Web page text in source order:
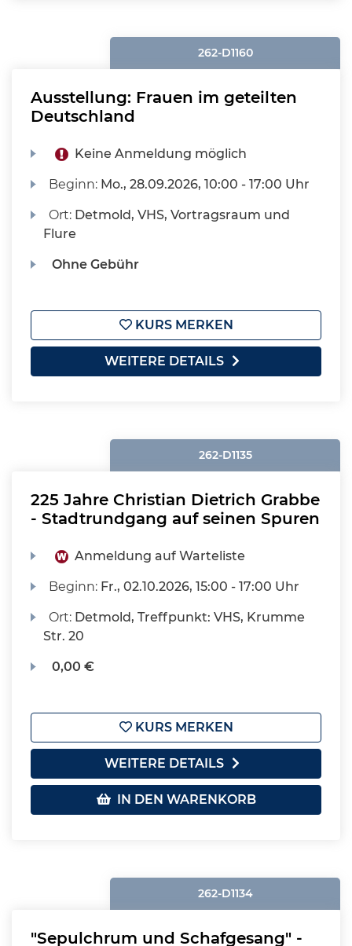
262-D1160
Ausstellung: Frauen im geteilten
Deutschland
Keine Anmeldung möglich
Beginn: Mo., 28.09.2026, 10:00 - 17:00 Uhr
Ort: Detmold, VHS, Vortragsraum und
Flure
Ohne Gebühr
KURS MERKEN
WEITERE DETAILS
262-D1135
225 Jahre Christian Dietrich Grabbe
- Stadtrundgang auf seinen Spuren
Anmeldung auf Warteliste
Beginn: Fr., 02.10.2026, 15:00 - 17:00 Uhr
Ort: Detmold, Treffpunkt: VHS, Krumme
Str. 20
0,00 €
KURS MERKEN
WEITERE DETAILS
IN DEN WARENKORB
262-D1134
"Sepulchrum und Schafgesang" -